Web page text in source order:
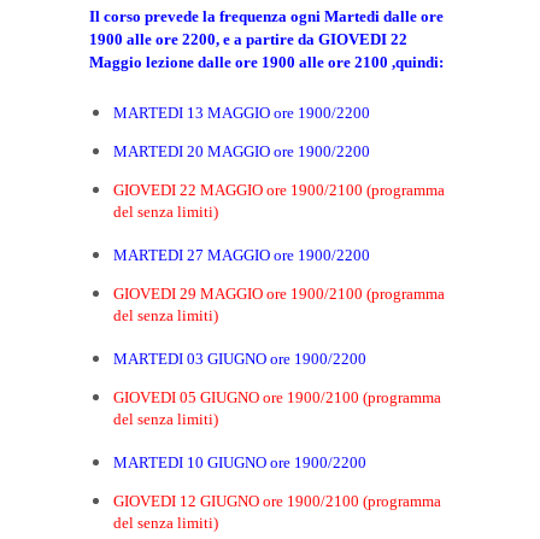
Il corso prevede la frequenza ogni Martedi dalle ore
1900 alle ore 2200, e a partire da GIOVEDI 22
Maggio lezione dalle ore 1900 alle ore 2100 ,quindi:
MARTEDI 13 MAGGIO ore 1900/2200
MARTEDI 20 MAGGIO ore 1900/2200
GIOVEDI 22 MAGGIO ore 1900/2100 (programma
del senza limiti)
MARTEDI 27 MAGGIO ore 1900/2200
GIOVEDI 29 MAGGIO ore 1900/2100 (programma
del senza limiti)
MARTEDI 03 GIUGNO ore 1900/2200
GIOVEDI 05 GIUGNO ore 1900/2100 (programma
del senza limiti)
MARTEDI 10 GIUGNO ore 1900/2200
GIOVEDI 12 GIUGNO ore 1900/2100 (programma
del senza limiti)